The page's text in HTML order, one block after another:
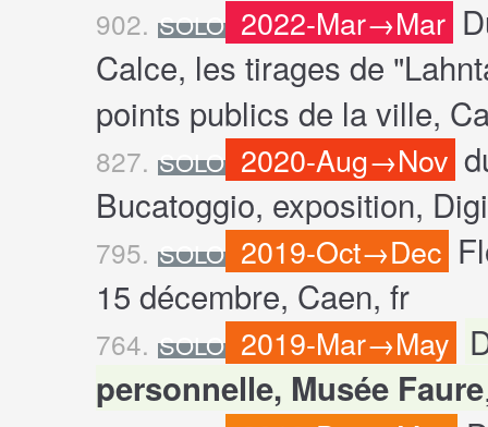
902. SOLO 2022-Mar→Mar
Calce, les tirages de
points publics de la ville,
827. SOLO 2020-Aug→Nov
Bucatoggio, exposition,
795. SOLO 2019-Oct→Dec
15 décembre, Caen, fr
764. SOLO 2019-Mar→May
personnelle, Musée Faure